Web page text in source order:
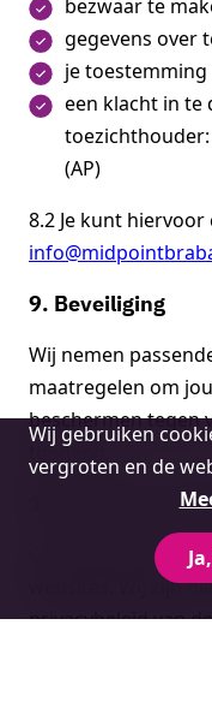
Cookie
melding
Wij gebruiken
vergroten en de
bezwaar te
gegevens over
je
een klacht in te
(AP)
8.2 Je kunt
9. Beveiliging
Wij nemen
maatregelen om
beschermen tegen
toegang.
10. Links naar
Onze website kan
websites. Wij zijn
privacybeleid van